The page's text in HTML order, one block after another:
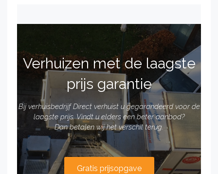
Verhuizen met de laagste
prijs garantie
Bij verhuisbedrijf Direct verhuist u gegarandeerd voor de
laagste prijs. Vindt u elders een beter aanbod?
Dan betalen wij het verschil terug.
Gratis prijsopgave